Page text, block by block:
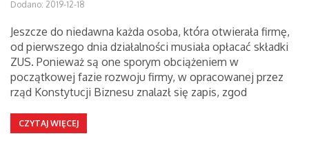
Dodano: 2019-12-18
Jeszcze do niedawna każda osoba, która otwierała firmę,
od pierwszego dnia działalności musiała opłacać składki
ZUS. Ponieważ są one sporym obciążeniem w
początkowej fazie rozwoju firmy, w opracowanej przez
rząd Konstytucji Biznesu znalazł się zapis, zgod
CZYTAJ WIĘCEJ